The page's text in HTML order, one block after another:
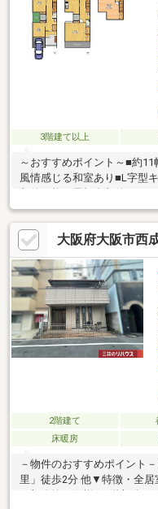
3階建て以上
～おすすめポイント～■約
風情感じる和室あり■L字型
ースあり♪～周辺環境～・コ
徒歩約4分・病院まで徒歩約
小学校まで徒歩約8分とお子
育て世代の方にもおすすめ
が充実！ぜひ、一度ご覧に
計画などお気軽にご相談く
大阪府大阪市西
2階建て
床暖房
－物件のおすすめポイント
里」徒歩2分 他▼特徴・全居